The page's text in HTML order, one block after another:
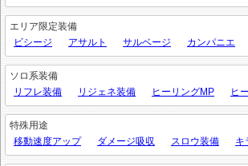
エリア限定装備
ビシージ
アサルト サルベージ カンパニエ
ソロ系装備
リフレ装備
リジェネ装備 ヒーリングMP ヒ
特殊用途
移動速度アップ
ダメージ吸収 スロウ装備 キ